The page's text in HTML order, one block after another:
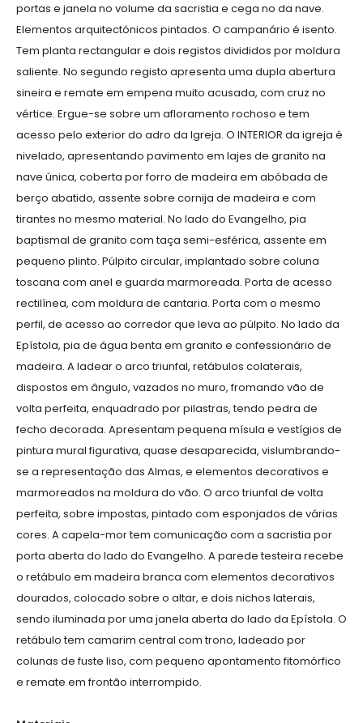
portas e janela no volume da sacristia e cega no da nave.
Elementos arquitectónicos pintados. O campanário é isento.
Tem planta rectangular e dois registos divididos por moldura
saliente. No segundo registo apresenta uma dupla abertura
sineira e remate em empena muito acusada, com cruz no
vértice. Ergue-se sobre um afloramento rochoso e tem
acesso pelo exterior do adro da Igreja. O INTERIOR da igreja é
nivelado, apresentando pavimento em lajes de granito na
nave única, coberta por forro de madeira em abóbada de
berço abatido, assente sobre cornija de madeira e com
tirantes no mesmo material. No lado do Evangelho, pia
baptismal de granito com taça semi-esférica, assente em
pequeno plinto. Púlpito circular, implantado sobre coluna
toscana com anel e guarda marmoreada. Porta de acesso
rectilínea, com moldura de cantaria. Porta com o mesmo
perfil, de acesso ao corredor que leva ao púlpito. No lado da
Epístola, pia de água benta em granito e confessionário de
madeira. A ladear o arco triunfal, retábulos colaterais,
dispostos em ângulo, vazados no muro, fromando vão de
volta perfeita, enquadrado por pilastras, tendo pedra de
fecho decorada. Apresentam pequena mísula e vestígios de
pintura mural figurativa, quase desaparecida, vislumbrando-
se a representação das Almas, e elementos decorativos e
marmoreados na moldura do vão. O arco triunfal de volta
perfeita, sobre impostas, pintado com esponjados de várias
cores. A capela-mor tem comunicação com a sacristia por
porta aberta do lado do Evangelho. A parede testeira recebe
o retábulo em madeira branca com elementos decorativos
dourados, colocado sobre o altar, e dois nichos laterais,
sendo iluminada por uma janela aberta do lado da Epístola. O
retábulo tem camarim central com trono, ladeado por
colunas de fuste liso, com pequeno apontamento fitomórfico
e remate em frontão interrompido.